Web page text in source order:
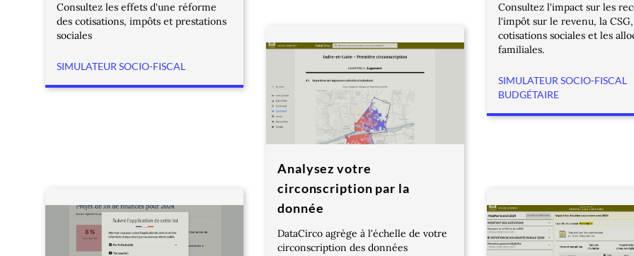
Consultez les effets d'une réforme
des cotisations, impôts et prestations
sociales
SIMULATEUR SOCIO-FISCAL
Consultez l'impact sur les
l'impôt sur le revenu, la
cotisations sociales et les
familiales.
SIMULATEUR SOCIO-FISCAL
BUDGÉTAIRE
Analysez votre
circonscription par la
donnée
DataCirco agrège à l'échelle de votre
circonscription des données